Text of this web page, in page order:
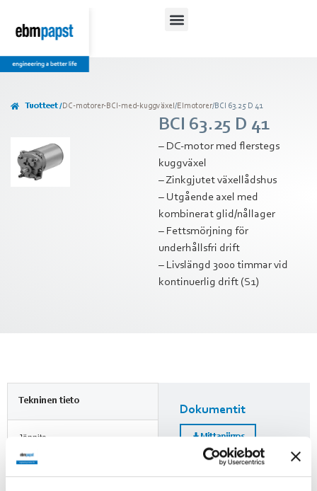
Tuotteet /DC-motorer-BCI-med-kuggväxel /Elmotorer/BCI 63.25 D 41
BCI 63.25 D 41
– DC-motor med flerstegs
kuggväxel
– Zinkgjutet växellådshus
– Utgående axel med
kombinerat glid/nållager
– Fettsmörjning för
underhållsfri drift
– Livslängd 3000 timmar vid
kontinuerlig drift (S1)
Tekninen tieto
Jännite
24 VDC
Dokumentit
Mittapiirros